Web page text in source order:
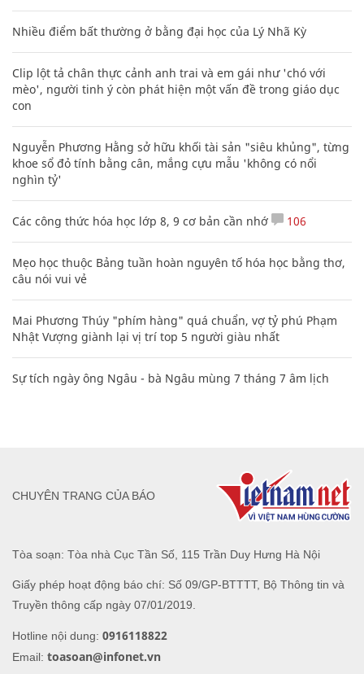
Nhiều điểm bất thường ở bằng đại học của Lý Nhã Kỳ
Clip lột tả chân thực cảnh anh trai và em gái như 'chó với
mèo', người tinh ý còn phát hiện một vấn đề trong giáo dục
con
Nguyễn Phương Hằng sở hữu khối tài sản "siêu khủng", từng
khoe sổ đỏ tính bằng cân, mắng cựu mẫu 'không có nổi
nghìn tỷ'
Các công thức hóa học lớp 8, 9 cơ bản cần nhớ 106
Mẹo học thuộc Bảng tuần hoàn nguyên tố hóa học bằng thơ,
câu nói vui vẻ
Mai Phương Thúy "phím hàng" quá chuẩn, vợ tỷ phú Phạm
Nhật Vượng giành lại vị trí top 5 người giàu nhất
Sự tích ngày ông Ngâu - bà Ngâu mùng 7 tháng 7 âm lịch
Tòa soạn: Tòa nhà Cục Tần Số, 115 Trần Duy Hưng Hà Nội
Giấy phép hoạt động báo chí: Số 09/GP-BTTTT, Bộ Thông tin và
Truyền thông cấp ngày 07/01/2019.
Hotline nội dung: 0916118822
Email: toasoan@infonet.vn
CHUYÊN TRANG CỦA BÁO